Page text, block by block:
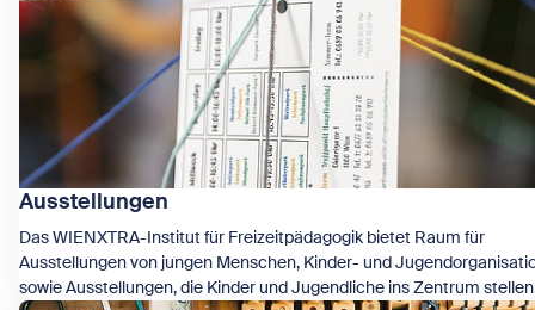
Ausstellungen
Das WIENXTRA-Institut für Freizeitpädagogik bietet Raum für
Ausstellungen von jungen Menschen, Kinder- und
sowie Ausstellungen, die Kinder und Jugendliche ins Zentrum